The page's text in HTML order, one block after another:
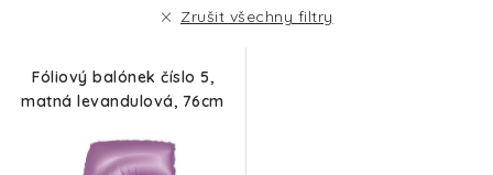
u
d
Zrušit všechny filtry
Fóliový balónek číslo 5,
matná levandulová, 76cm